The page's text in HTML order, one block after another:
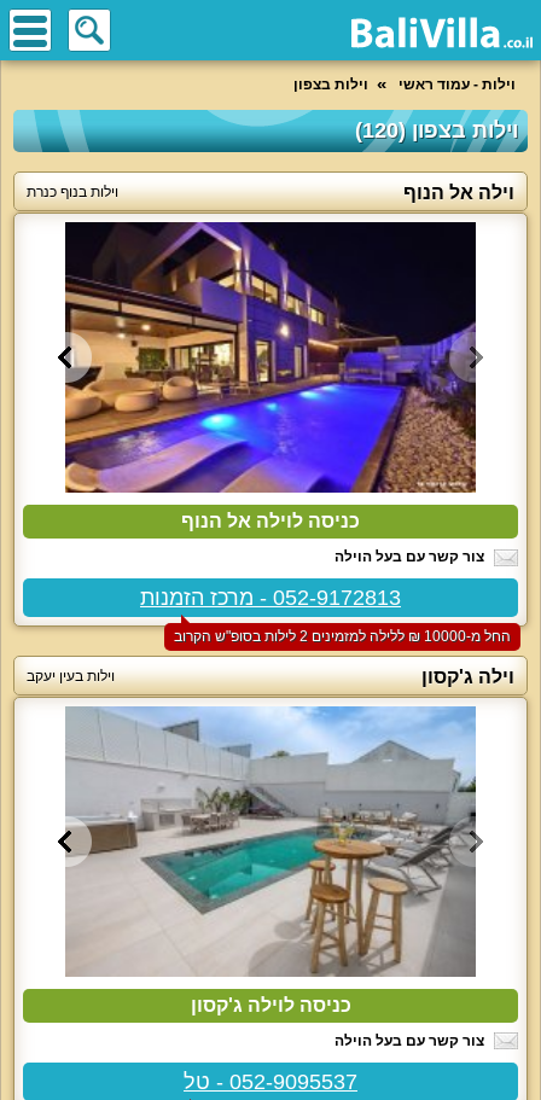
וילות - עמוד ראשי וילות בצפון
וילות בצפון (120)
וילה אל הנוף וילות בנוף כנרת
כניסה לוילה אל הנוף
צור קשר עם בעל הוילה
052-9172813 - מרכז הזמנות
החל מ-‏10000 ₪ ללילה למזמינים 2 לילות בסופ"ש הקרוב
וילה ג'קסון וילות בעין יעקב
כניסה לוילה ג'קסון
צור קשר עם בעל הוילה
052-9095537 - טל